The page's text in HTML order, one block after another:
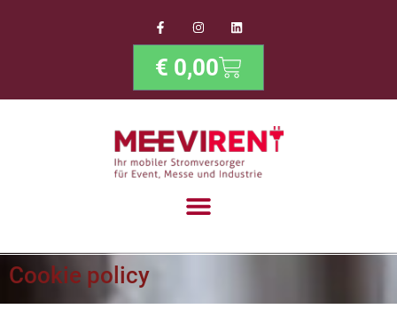
€ 0,00
Cookie policy